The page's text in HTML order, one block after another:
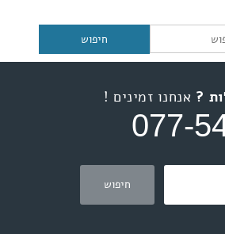
? אנחנו זמינים !
077-